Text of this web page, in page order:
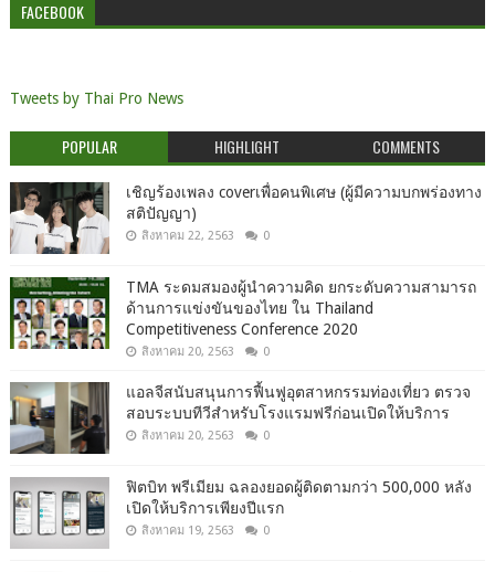
FACEBOOK
Tweets by Thai Pro News
POPULAR HIGHLIGHT COMMENTS
เชิญร้องเพลง coverเพื่อคนพิเศษ (ผู้มีความบกพร่องทาง
สติปัญญา)
สิงหาคม 22, 2563 0
TMA ระดมสมองผู้นำความคิด ยกระดับความสามารถ
ด้านการแข่งขันของไทย ใน Thailand
Competitiveness Conference 2020
สิงหาคม 20, 2563 0
แอลจีสนับสนุนการฟื้นฟูอุตสาหกรรมท่องเที่ยว ตรวจ
สอบระบบทีวีสำหรับโรงแรมฟรีก่อนเปิดให้บริการ
สิงหาคม 20, 2563 0
ฟิตบิท พรีเมียม ฉลองยอดผู้ติดตามกว่า 500,000 หลัง
เปิดให้บริการเพียงปีแรก
สิงหาคม 19, 2563 0